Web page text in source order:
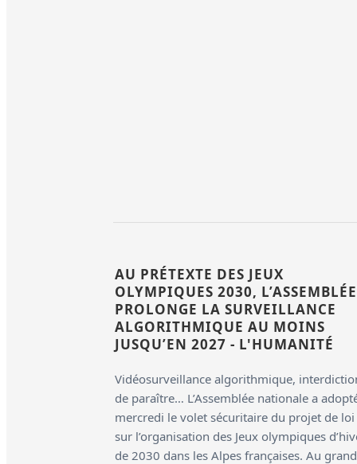
AU PRÉTEXTE DES JEUX
OLYMPIQUES 2030, L’ASSEMBLÉE
PROLONGE LA SURVEILLANCE
ALGORITHMIQUE AU MOINS
JUSQU’EN 2027 - L'HUMANITÉ
Vidéosurveillance algorithmique,
de paraître… L’Assemblée nationale a
mercredi le volet sécuritaire du projet de loi
sur l’organisation des Jeux olympiques
de 2030 dans les Alpes françaises. Au grand